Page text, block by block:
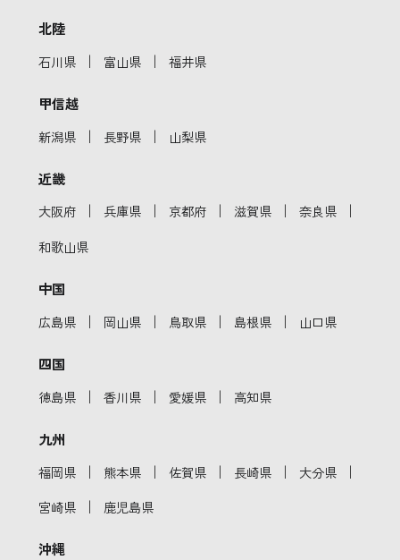
北陸
石川県 ｜ 富山県 ｜ 福井県
甲信越
新潟県 ｜ 長野県 ｜ 山梨県
近畿
大阪府 ｜ 兵庫県 ｜ 京都府 ｜ 滋賀県 ｜ 奈良県 ｜
和歌山県
中国
広島県 ｜ 岡山県 ｜ 鳥取県 ｜ 島根県 ｜ 山口県
四国
徳島県 ｜ 香川県 ｜ 愛媛県 ｜ 高知県
九州
福岡県 ｜ 熊本県 ｜ 佐賀県 ｜ 長崎県 ｜ 大分県 ｜
宮崎県 ｜ 鹿児島県
沖縄